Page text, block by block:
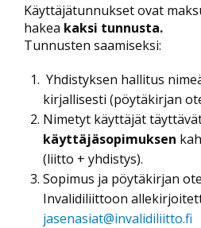
Käyttäjätunnukset ovat
hakea kaksi tunnusta.
Tunnusten saamiseksi:
Yhdistyksen hallitus
kirjallisesti (pöytäkirjan
Nimetyt käyttäjät
käyttäjäsopimuksen
(liitto + yhdistys).
Sopimus ja pöytäkirjan
Invalidiliittoon
jasenasiat@invalidiliitto.fi